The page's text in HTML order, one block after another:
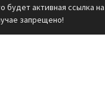
будет активная ссылка
запрещено!